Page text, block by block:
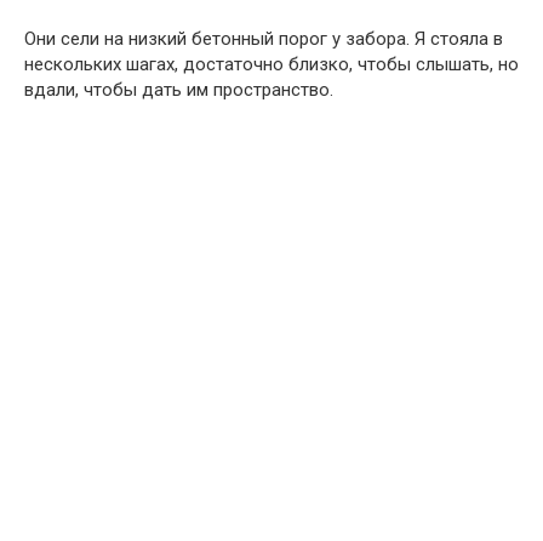
Они сели на низкий бетонный порог у забора. Я стояла в
нескольких шагах, достаточно близко, чтобы слышать, но
вдали, чтобы дать им пространство.